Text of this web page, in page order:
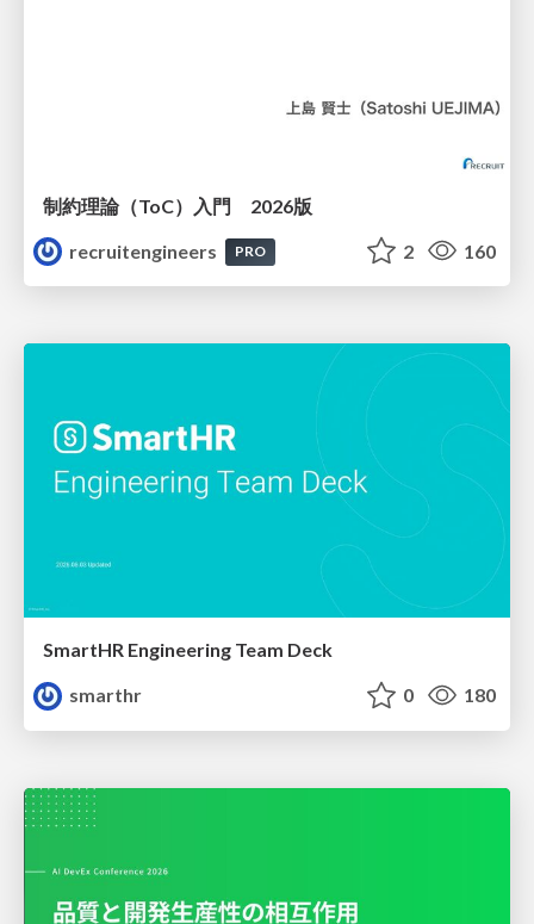
制約理論（ToC）入門 2026版
recruitengineers
PRO 2 160
SmartHR Engineering Team Deck
smarthr
0 180